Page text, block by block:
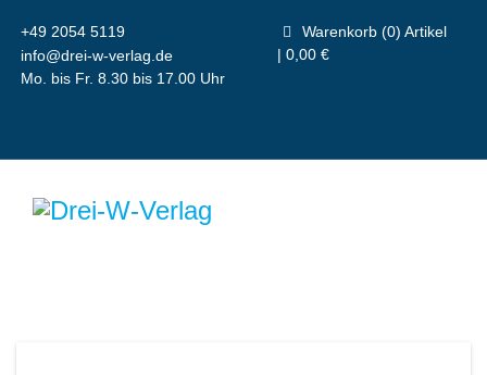
+49 2054 5119
info@drei-w-verlag.de
Mo. bis Fr. 8.30 bis 17.00 Uhr
Warenkorb (0) Artikel
| 0,00 €